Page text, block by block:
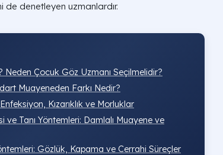
denetleyen uzmanlardır.
Çocuk Göz Uzmanı Seçilmelidir?
Muayeneden Farkı Nedir?
Kızarıklık ve Morluklar
Tanı Yöntemleri: Damlalı Muayene ve
Gözlük, Kapama ve Cerrahi Süreçler